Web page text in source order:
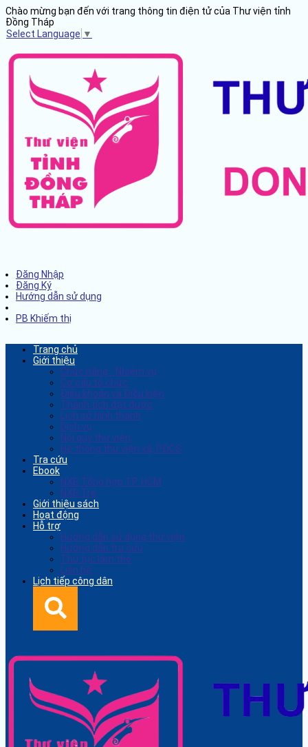
Chào mừng bạn đến với trang thông tin điện tử của Thư viện tỉnh
Đồng Tháp
Select Language ▼
Đăng Nhập
Đăng Ký
Hướng dẫn sử dụng
PB Khiếm thị
Trang chủ
Giới thiệu
Chức năng - Nhiệm vụ
Cơ cấu tổ chức
Điều khoản và Điều kiện
Thành tích đạt được
Lịch sử hình thành
Dịch vụ
Nội quy thư viện
Hệ thống thư viện xã, PĐCS
Tra cứu
Ebook
NXB Tổng hợp TP. HCM
NXB Trẻ
Giới thiệu sách
Hoạt động
Hỗ trợ
Hướng dẫn sử dụng thư viện
Hướng dẫn tra cứu
Thủ tục làm thẻ
Liên hệ
Lịch tiếp công dân